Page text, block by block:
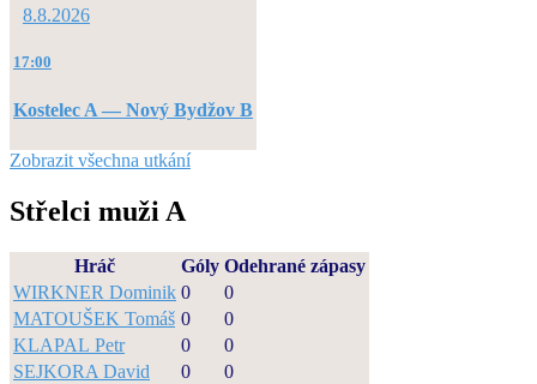
8.8.2026
17:00
Kostelec A — Nový Bydžov B
Zobrazit všechna utkání
Střelci muži A
Hráč Góly Odehrané zápasy
WIRKNER Dominik 0
0
MATOUŠEK Tomáš 0
0
KLAPAL Petr
0
0
SEJKORA David
0
0